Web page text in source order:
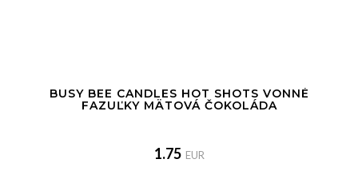
BUSY BEE CANDLES HOT SHOTS VONNÉ
FAZUĽKY MÄTOVÁ ČOKOLÁDA
1.75 EUR